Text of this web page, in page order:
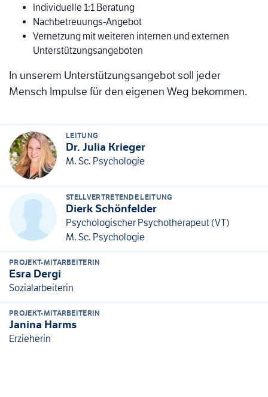
Individuelle 1:1 Beratung
Nachbetreuungs-Angebot
Vernetzung mit weiteren internen und externen
Unterstützungsangeboten
In unserem Unterstützungsangebot soll jeder
Mensch Impulse für den eigenen Weg bekommen.
LEITUNG
Dr. Julia Krieger
M. Sc. Psychologie
STELLVERTRETENDE LEITUNG
Dierk Schönfelder
Psychologischer Psychotherapeut (VT)
M. Sc. Psychologie
PROJEKT-MITARBEITERIN
Esra Dergi
Sozialarbeiterin
PROJEKT-MITARBEITERIN
Janina Harms
Erzieherin